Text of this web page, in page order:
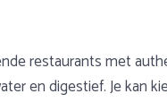
restaurants met
en digestief. Je kan